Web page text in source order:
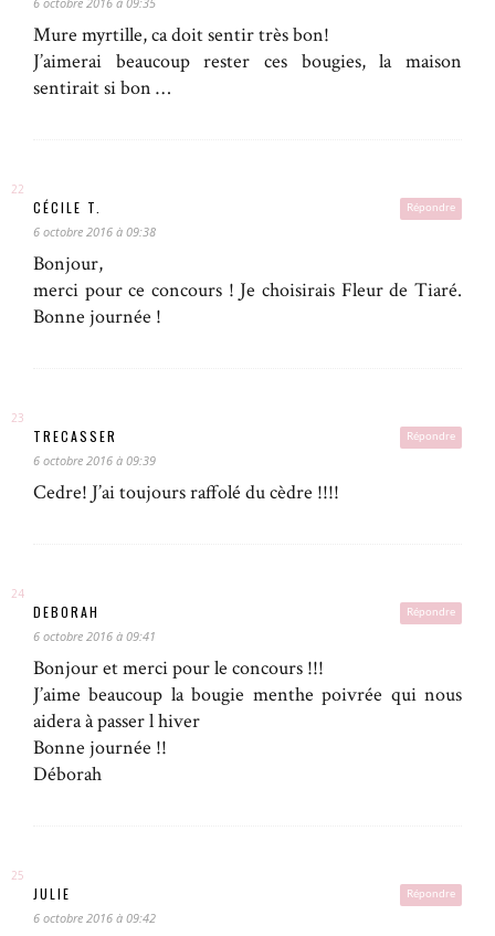
Mure myrtille, ca doit sentir très bon!
J’aimerai beaucoup rester ces bougies, la maison
sentirait si bon …
Répondre
CÉCILE T.
6 octobre 2016 à 09:38
Bonjour,
merci pour ce concours ! Je choisirais Fleur de Tiaré.
Bonne journée !
Répondre
TRECASSER
6 octobre 2016 à 09:39
Cedre! J’ai toujours raffolé du cèdre !!!!
Répondre
DEBORAH
6 octobre 2016 à 09:41
Bonjour et merci pour le concours !!!
J’aime beaucoup la bougie menthe poivrée qui nous
aidera à passer l hiver
Bonne journée !!
Déborah
Répondre
JULIE
6 octobre 2016 à 09:42